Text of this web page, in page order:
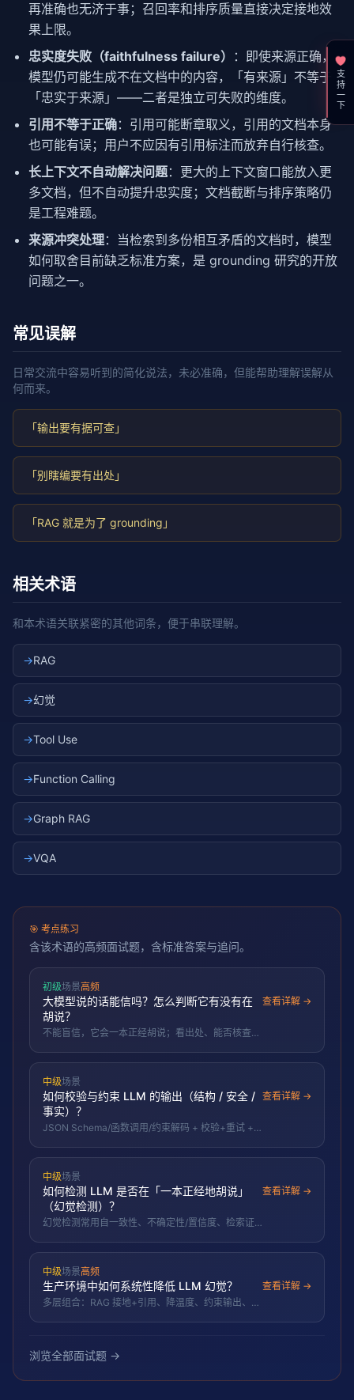
再准确也无济于事；召回率和排序质量直接决定接地效
果上限。
忠实度失败（faithfulness failure）
：即使来源正确，
模型仍可能生成不在文档中的内容，「有来源」不等于
「忠实于来源」——二者是独立可失败的维度。
引用不等于正确：引用可能断章取义，引用的文档本身
也可能有误；用户不应因有引用标注而放弃自行核查。
长上下文不自动解决问题：更大的上下文窗口能放入更
多文档，但不自动提升忠实度；文档截断与排序策略仍
是工程难题。
来源冲突处理：当检索到多份相互矛盾的文档时，模型
如何取舍目前缺乏标准方案，是 grounding 研究的开放
问题之一。
常见误解
日常交流中容易听到的简化说法，未必准确，但能帮助理解误解从
何而来。
「输出要有据可查」
「别瞎编要有出处」
「RAG 就是为了 grounding」
相关术语
和本术语关联紧密的其他词条，便于串联理解。
→RAG
→幻觉
→Tool Use
→Function Calling
→Graph RAG
→VQA
🎯 考点练习
含该术语的高频面试题，含标准答案与追问。
初级场景高频
大模型说的话能信吗？怎么判断它有没有在
胡说？
不能盲信，它会一本正经胡说；看出处、能否核查、
查看详解 →
中级场景
如何校验与约束 LLM 的输出（结构 / 安全 /
事实）？
JSON Schema/函数调用/约束解码 + 校验+重试 +
查看详解 →
中级场景
如何检测 LLM 是否在「一本正经地胡说」
（幻觉检测）？
幻觉检测常用自一致性、不确定性/置信度、检索证
查看详解 →
中级场景高频
生产环境中如何系统性降低 LLM 幻觉？
多层组合：RAG 接地+引用、降温度、约束输出、提
查看详解 →
浏览全部面试题 →
支持一下